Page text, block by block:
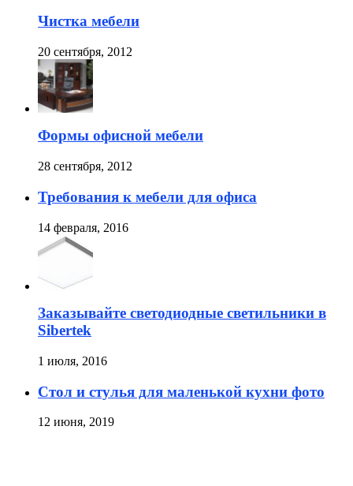
Чистка мебели
20 сентября, 2012
Формы офисной мебели
28 сентября, 2012
Требования к мебели для офиса
14 февраля, 2016
Заказывайте светодиодные светильники в
Sibertek
1 июля, 2016
Стол и стулья для маленькой кухни фото
12 июня, 2019